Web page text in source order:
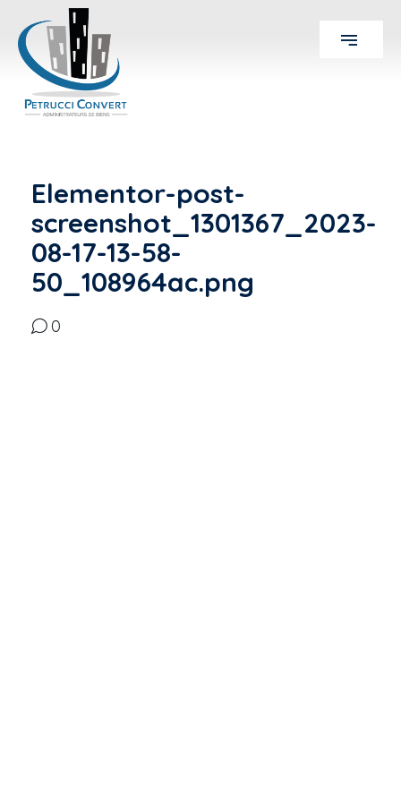
Elementor-post-
screenshot_1301367_2023-
08-17-13-58-
50_108964ac.png
0